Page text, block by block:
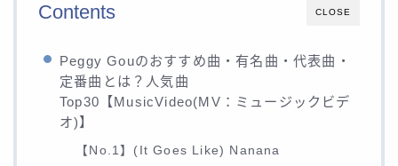
CLOSE
Contents
Peggy Gouのおすすめ曲・有名曲・代表曲・
定番曲とは？人気曲
Top30【MusicVideo(MV：ミュージックビデ
オ)】
【No.1】(It Goes Like) Nanana